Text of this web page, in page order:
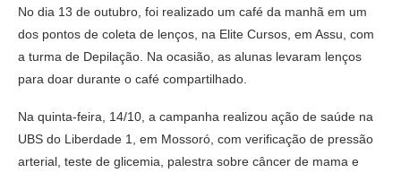
No dia 13 de outubro, foi realizado um café da manhã em um
dos pontos de coleta de lenços, na Elite Cursos, em Assu, com
a turma de Depilação. Na ocasião, as alunas levaram lenços
para doar durante o café compartilhado.
Na quinta-feira, 14/10, a campanha realizou ação de saúde na
UBS do Liberdade 1, em Mossoró, com verificação de pressão
arterial, teste de glicemia, palestra sobre câncer de mama e